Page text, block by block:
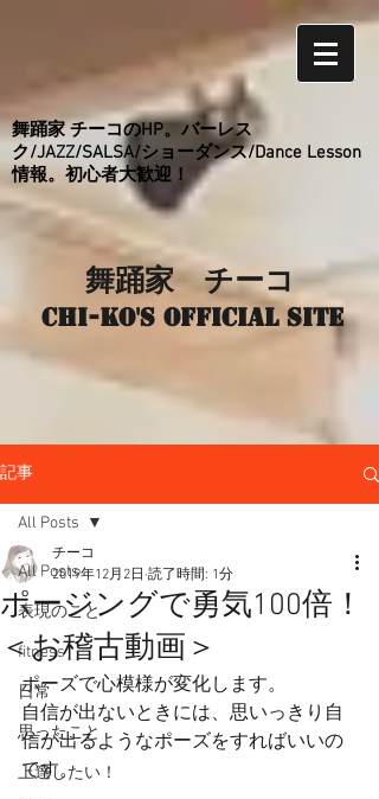
舞踊家 チーコのHP。バーレス
ク/JAZZ/SALSA/ショーダンス/Dance Lesson
情報。初心者大歓迎！
舞踊家 チーコ
Chi-ko's Official site
記事
All Posts
表現のこと
fitness
日常
思ったこと
上達したい！
All Posts
ポージングで勇気100倍！
＜お稽古動画＞
チーコ
2019年12月2日 読了時間: 1分
ポーズで心模様が変化します。
自信が出ないときには、思いっきり自
信が出るようなポーズをすればいいの
です。